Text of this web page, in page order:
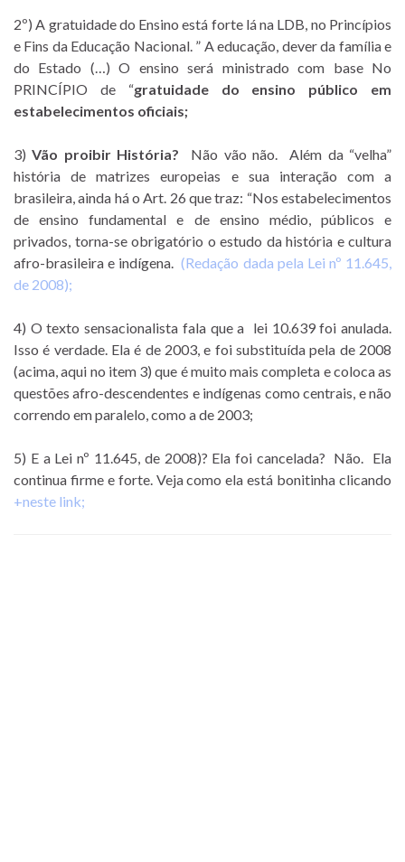
2º) A gratuidade do Ensino está forte lá na LDB, no Princípios
e Fins da Educação Nacional. ” A educação, dever da família e
do Estado (…) O ensino será ministrado com base No
PRINCÍPIO de “gratuidade do ensino público em
estabelecimentos oficiais;
3)Vão proibir História? Não vão não. Além da “velha”
história de matrizes europeias e sua interação com a
brasileira, ainda há o Art. 26 que traz: “Nos estabelecimentos
de ensino fundamental e de ensino médio, públicos e
privados, torna-se obrigatório o estudo da história e cultura
afro-brasileira e indígena.(Redação dada pela Lei nº 11.645,
de 2008);
4) O texto sensacionalista fala que a lei 10.639 foi anulada.
Isso é verdade. Ela é de 2003, e foi substituída pela de 2008
(acima, aqui no item 3) que é muito mais completa e coloca as
questões afro-descendentes e indígenas como centrais, e não
correndo em paralelo, como a de 2003;
5) E a Lei nº 11.645, de 2008)? Ela foi cancelada? Não. Ela
continua firme e forte. Veja como ela está bonitinha clicando
+neste link;